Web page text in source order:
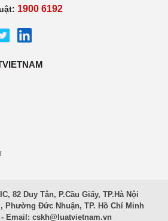
1900 6192
82 Duy Tân, P.Cầu Giấy, TP.Hà Nội
Phường Đức Nhuận, TP. Hồ Chí Minh
Email: cskh@luatvietnam.vn